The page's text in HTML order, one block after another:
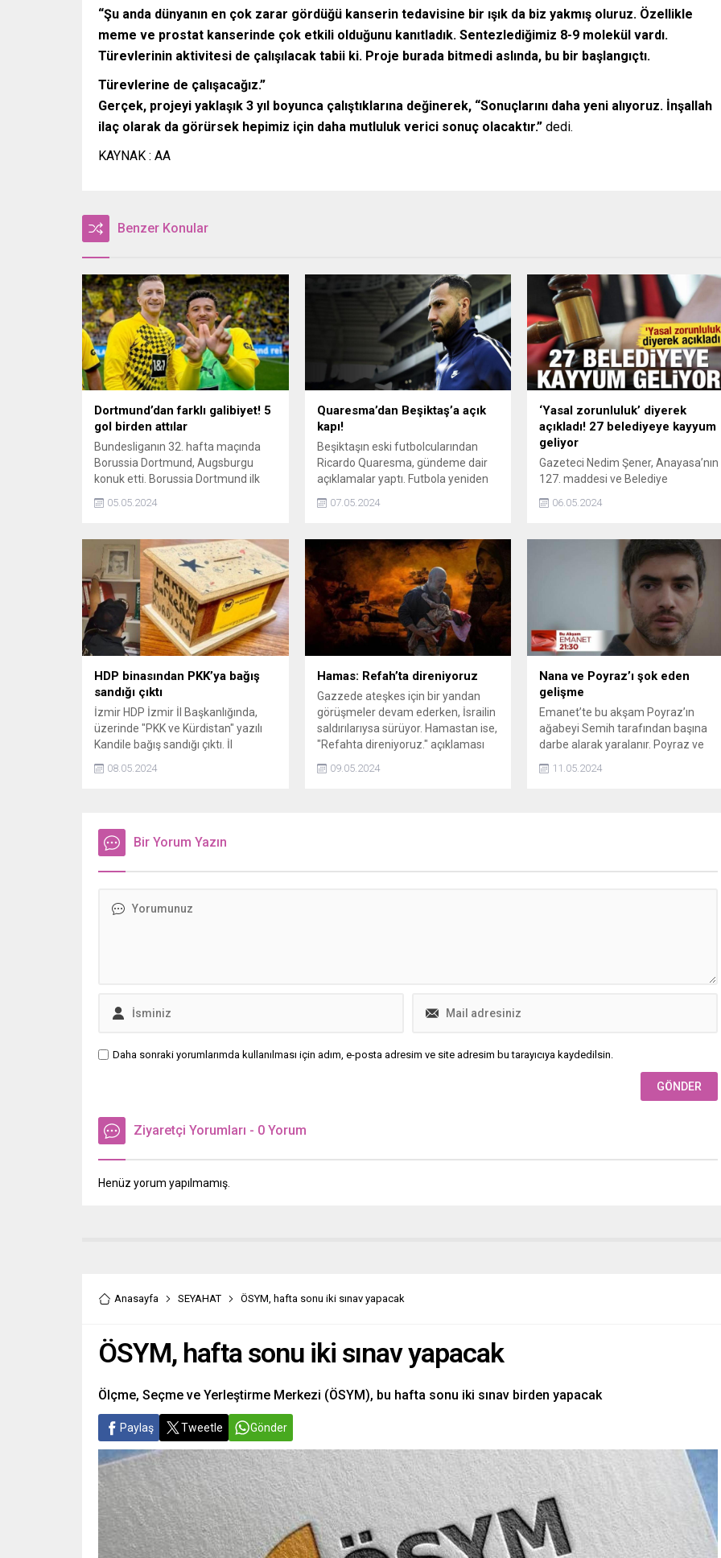
“Şu anda dünyanın en çok zarar gördüğü kanserin tedavisine bir ışık da biz yakmış oluruz. Özellikle
meme ve prostat kanserinde çok etkili olduğunu kanıtladık. Sentezlediğimiz 8-9 molekül vardı.
Türevlerinin aktivitesi de çalışılacak tabii ki. Proje burada bitmedi aslında, bu bir başlangıçtı.
Türevlerine de çalışacağız.”
Gerçek, projeyi yaklaşık 3 yıl boyunca çalıştıklarına değinerek, “Sonuçlarını daha yeni alıyoruz. İnşallah
ilaç olarak da görürsek hepimiz için daha mutluluk verici sonuç olacaktır.” dedi.
KAYNAK : AA
Benzer Konular
Dortmund’dan farklı galibiyet! 5
gol birden attılar
Bundesliganın 32. hafta maçında
Borussia Dortmund, Augsburgu
konuk etti. Borussia Dortmund ilk
yarıda 4 gol attığı rakibini 5-1
mağlup etti ve ligde 2 maç aradan
05.05.2024
Quaresma’dan Beşiktaş’a açık
kapı!
Beşiktaşın eski futbolcularından
Ricardo Quaresma, gündeme dair
açıklamalar yaptı. Futbola yeniden
dönebileceğini aktaran Quaresma,
Şenol Güneşle çalışmak istediğini
07.05.2024
‘Yasal zorunluluk’ diyerek
açıkladı! 27 belediyeye kayyum
geliyor
Gazeteci Nedim Şener, Anayasa’nın
127. maddesi ve Belediye
Kanunu’nun 45 ve 46. maddelerini
hatırlatarak DEM Partili 27
yapıldığını söyledi.
06.05.2024
HDP binasından PKK’ya bağış
sandığı çıktı
İzmir HDP İzmir İl Başkanlığında,
üzerinde "PKK ve Kürdistan" yazılı
Kandile bağış sandığı çıktı. İl
destekçilerinden toplanan paraların
08.05.2024
Hamas: Refah’ta direniyoruz
Gazzede ateşkes için bir yandan
görüşmeler devam ederken, İsrailin
saldırılarıysa sürüyor. Hamastan ise,
"Refahta direniyoruz." açıklaması
09.05.2024
Nana ve Poyraz’ı şok eden
gelişme
Emanet’te bu akşam Poyraz’ın
ağabeyi Semih tarafından başına
darbe alarak yaralanır. Poyraz ve
ağabeylerinin sözleriyle büyük şok
11.05.2024
Bir Yorum Yazın
Daha sonraki yorumlarımda kullanılması için adım, e-posta adresim ve site adresim bu tarayıcıya kaydedilsin.
Ziyaretçi Yorumları - 0 Yorum
Henüz yorum yapılmamış.
Anasayfa SEYAHAT ÖSYM, hafta sonu iki sınav yapacak
ÖSYM, hafta sonu iki sınav yapacak
Ölçme, Seçme ve Yerleştirme Merkezi (ÖSYM), bu hafta sonu iki sınav birden yapacak
Paylaş Tweetle Gönder